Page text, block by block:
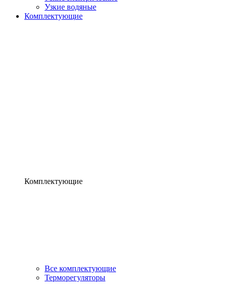
Узкие водяные
Комплектующие
Комплектующие
Все комплектующие
Терморегуляторы